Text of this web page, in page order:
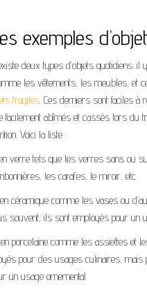
exemples
deux types d’objets quotidiens: il
les vêtements, les meubles, et
fragiles. Ces derniers sont faciles à
facilement abîmés et cassés lors du
Voici la liste :
verre tels que les verres sans ou
les carafes, le miroir, etc.
céramique comme les vases ou
souvent, ils sont employés pour un
porcelaine comme les assiettes et
pour des usages culinaires, mais
un usage ornemental.